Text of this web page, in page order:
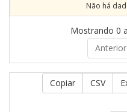
Não há
Mostrando 0
Anterior
Copiar CSV